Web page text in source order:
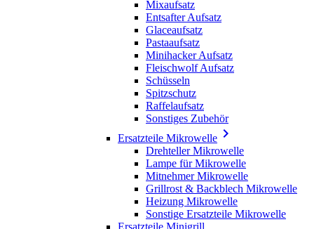
Mixaufsatz
Entsafter Aufsatz
Glaceaufsatz
Pastaaufsatz
Minihacker Aufsatz
Fleischwolf Aufsatz
Schüsseln
Spitzschutz
Raffelaufsatz
Sonstiges Zubehör
Ersatzteile Mikrowelle 
Drehteller Mikrowelle
Lampe für Mikrowelle
Mitnehmer Mikrowelle
Grillrost & Backblech Mikrowelle
Heizung Mikrowelle
Sonstige Ersatzteile Mikrowelle
Ersatzteile Minigrill